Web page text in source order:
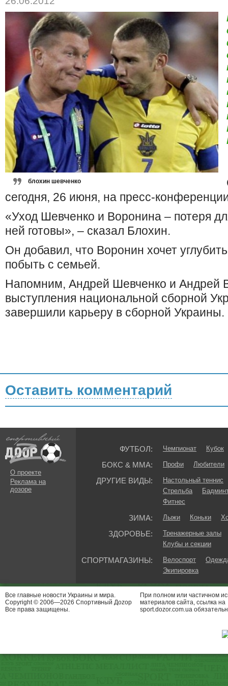
блохин шевченко
сегодня, 26 июня, на пресс-
«Уход Шевченко и Воронина – потеря
ней готовы», – сказал Блохин.
Он добавил, что Воронин хочет
побыть с семьей.
Напомним, Андрей Шевченко и Андрей
выступления национальной сборной
завершили карьеру в сборной Украины.
Оставить комментарий
О проекте
Реклама на
дозоре
ФУТБОЛ: Чемпионат Кубок
БОКС & ММА: Профи Любители
ДРУГИЕ ВИДЫ:
Настольный теннис
Стрельба
Фитнес
ЗИМА: Лыжи Коньки
ЗДОРОВЬЕ:
Тренажерные залы
Клубы и секции
СПОРТМАГАЗИНЫ: Велоспорт
Экипировка
Все главные новости Украины и мира.
Copyright © 2006—2026 Спортивный Доzор
Все права защищены.
При полном или частичном
материалов сайта, ссылка на
sport.dozor.com.ua